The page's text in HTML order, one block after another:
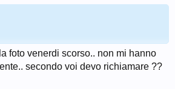
foto venerdi scorso.. non mi hanno
secondo voi devo richiamare ??